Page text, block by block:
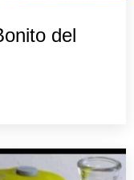
del